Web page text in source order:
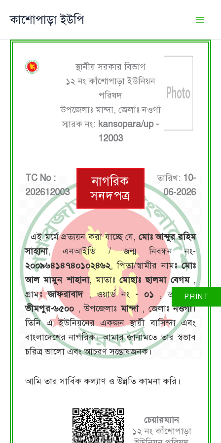
কাশোপাড়া ইউপি
স্থানীয় সরকার বিভাগ
১২ নং কাঁশোপাড়া ইউনিয়ন
পরিষদ
উপজেলাঃ মান্দা, জেলাঃ নওগাঁ
স্মারক নং: kansopara/up -
12003
TC No :
202612003
নাগরিক
সনদপত্র
তারিখ: 10-
06-2026
এই মর্মে প্রত্যয়ন করা যাচ্ছে যে, মোঃ আব্দুর রহিম
সাহানা, এনআইডি / জন্ম নিবন্ধন নং-
২০০৯৬৪১৪৭৪০১০২৪৬২, পিতা/স্বামীর নামঃমোঃ
আল মামুন শাহানা, মাতাঃমোছাঃ ছালমা বেগম ,
গ্রামঃজাফরাবাদ , ওয়ার্ড নং - ০১
, ডাকঘরঃ
ভীমপুর-৬৫০০ , উপজেলাঃমান্দা , জেলাঃনওগাঁ।
তিনি এ ইউনিয়নের একজন স্থায়ী বাসিন্দা এবং
বাংলাদেশের নাগরিক। আমার জানামতে তার স্বভাব
চরিত্র ভালো এবং আচরণ সন্তোষজনক।
আমি তার সার্বিক কল্যাণ ও উন্নতি কামনা করি।
চেয়ারম্যান
১২ নং কাঁশোপাড়া